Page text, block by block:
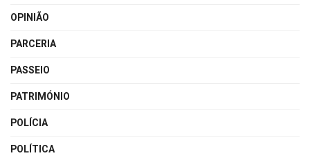
OPINIÃO
PARCERIA
PASSEIO
PATRIMÓNIO
POLÍCIA
POLÍTICA